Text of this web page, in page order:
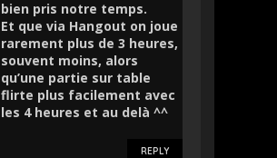
bien pris notre temps.
Et que via Hangout on joue
rarement plus de 3 heures,
souvent moins, alors
qu’une partie sur table
flirte plus facilement avec
les 4 heures et au delà ^^
REPLY